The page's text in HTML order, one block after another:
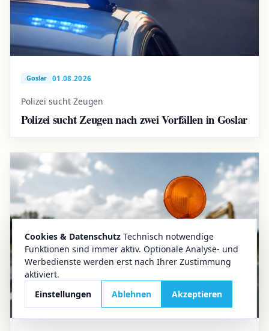
Cookies & Datenschutz Technisch notwendige
Funktionen sind immer aktiv. Optionale Analyse- und
Werbedienste werden erst nach Ihrer Zustimmung
aktiviert.
Einstellungen
Ablehnen Akzeptieren
Goslar 01.08.2026
Polizei sucht Zeugen
Polizei sucht Zeugen nach zwei Vorfällen in Goslar